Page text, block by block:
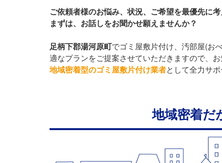
ご依頼者様のお悩み、状況、ご希望を最優先に
まずは、お話しをお聞かせ願えませんか？
足柄下郡湯河原町でゴミ屋敷片付け、汚部屋(お
適なプランをご提案させていただきますので、お
地域密着型のゴミ屋敷片付け業者として全力サ
地域密着だ